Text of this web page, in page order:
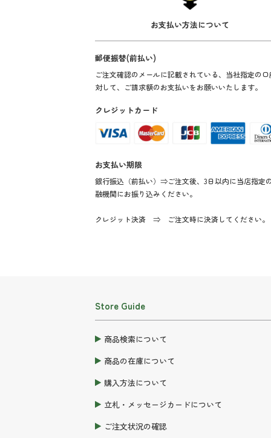
お支払い方法について
郵便振替(前払い)
ご注文確認のメールに記載されている、当社指定の
対して、ご請求額のお支払いをお願いいたします。
クレジットカード
お支払い期限
銀行振込（前払い）⇒ご注文後、3日以内に当店指定
融機関にお振り込みください。
クレジット決済 ⇒ ご注文時に決済してください。
Store Guide
商品検索について
商品の在庫について
購入方法について
立札・メッセージカードについて
ご注文状況の確認